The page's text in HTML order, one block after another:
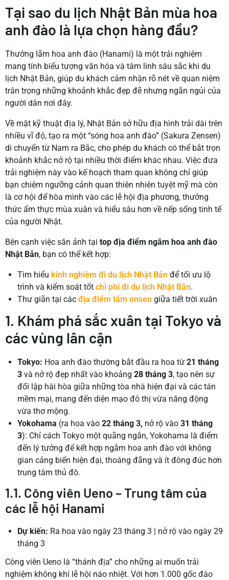
Tại sao du lịch Nhật Bản mùa hoa
anh đào là lựa chọn hàng đầu?
Thưởng lãm hoa anh đào (Hanami) là một trải nghiệm
mang tính biểu tượng văn hóa và tâm linh sâu sắc khi du
lịch Nhật Bản,giúp du khách cảm nhận rõ nét về quan niệm
trân trọng những khoảnh khắc đẹp đẽ nhưng ngắn ngủi của
người dân nơi đây.
Về mặt kỹ thuật địa lý, Nhật Bản sở hữu địa hình trải dài trên
nhiều vĩ độ, tạo ra một “sóng hoa anh đào” (Sakura Zensen)
di chuyển từ Nam ra Bắc, cho phép du khách có thể bắt trọn
khoảnh khắc nở rộ tại nhiều thời điểm khác nhau. Việc đưa
trải nghiệm này vào kế hoạch tham quan không chỉ giúp
bạn chiêm ngưỡng cảnh quan thiên nhiên tuyệt mỹ mà còn
là cơ hội để hòa mình vào các lễ hội địa phương, thưởng
thức ẩm thực mùa xuân và hiểu sâu hơn về nếp sống tinh tế
của người Nhật.
Bên cạnh việc săn ảnh tạitop địa điểm ngắm hoa anh đào
Nhật Bản, bạn có thể kết hợp:
Tìm hiểukinh nghiệm đi du lịch Nhật Bản để tối ưu lộ
trình và kiểm soát tốtchi phí đi du lịch Nhật Bản.
Thư giãn tại cácđịa điểm tắm onsen giữa tiết trời xuân
1. Khám phá sắc xuân tại Tokyo và
các vùng lân cận
Tokyo: Hoa anh đào thường bắt đầu ra hoa từ21 tháng
3 và nở rộ đẹp nhất vào khoảng28 tháng 3, tạo nên sự
đối lập hài hòa giữa những tòa nhà hiện đại và các tán
mềm mại, mang đến diện mạo đô thị vừa năng động
vừa thơ mộng.
Yokohama (ra hoa vào22 tháng 3, nở rộ vào 31 tháng
3): Chỉ cách Tokyo một quãng ngắn, Yokohama là điểm
đến lý tưởng để kết hợp ngắm hoa anh đào với không
gian cảng biển hiện đại, thoáng đãng và ít đông đúc hơn
trung tâm thủ đô.
1.1. Công viên Ueno – Trung tâm của
các lễ hội Hanami
Dự kiến: Ra hoa vào ngày 23 tháng 3
nở rộ vào ngày 29
tháng 3
Công viên Ueno là “thánh địa” cho những ai muốn trải
nghiệm không khí lễ hội náo nhiệt. Với hơn 1.000 gốc đào